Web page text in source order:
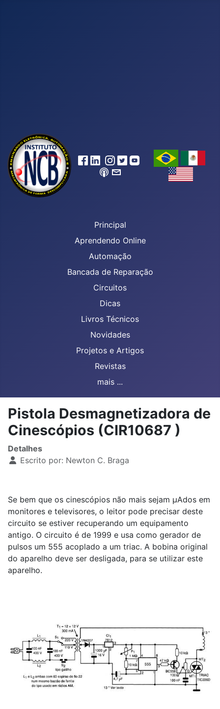
Principal
Aprendendo Online
Automação
Bancada de Reparação
Circuitos
Dicas
Livros Técnicos
Novidades
Projetos e Artigos
Revistas
mais ...
Pistola Desmagnetizadora de
Cinescópios (CIR10687 )
Detalhes
Escrito por: Newton C. Braga
Se bem que os cinescópios não mais sejam µAdos em
monitores e televisores, o leitor pode precisar deste
circuito se estiver recuperando um equipamento
antigo. O circuito é de 1999 e usa como gerador de
pulsos um 555 acoplado a um triac. A bobina original
do aparelho deve ser desligada, para se utilizar este
aparelho.